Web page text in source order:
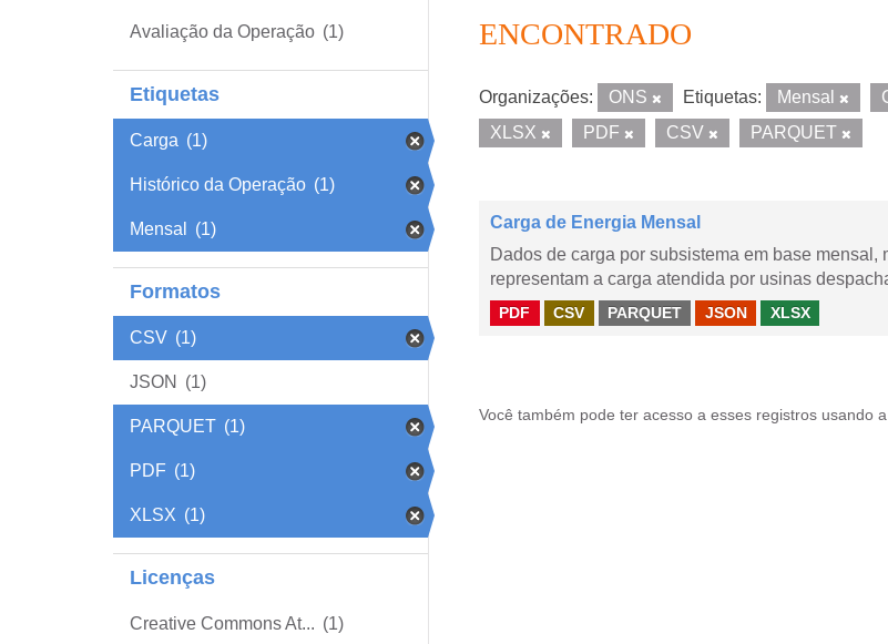
Avaliação da Operação (1)
Etiquetas
Carga (1)
Histórico da Operação (1)
Mensal (1)
Formatos
CSV (1)
JSON (1)
PARQUET (1)
PDF (1)
XLSX (1)
Licenças
Creative Commons At... (1)
ENCONTRADO
Organizações: ONS Etiquetas: Mensal
XLSX
PDF CSV PARQUET
Carga de Energia Mensal
Dados de carga por subsistema em base
representam a carga atendida por usinas
PDF CSV PARQUET JSON XLSX
Você também pode ter acesso a esses registros usando a